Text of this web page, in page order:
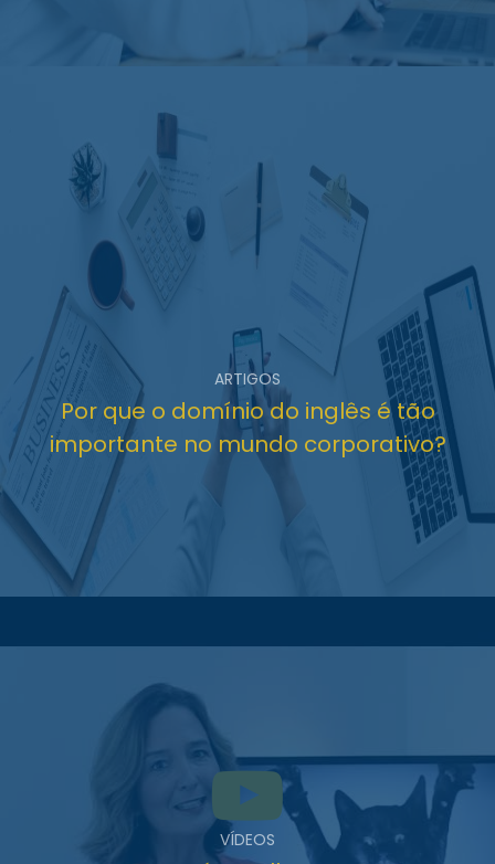
ARTIGOS
Por que o domínio do inglês é tão
importante no mundo corporativo?
VÍDEOS